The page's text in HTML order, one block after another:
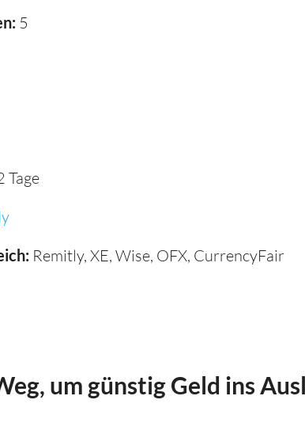
5
Tage
Remitly, XE, Wise, OFX, CurrencyFair
um günstig Geld ins